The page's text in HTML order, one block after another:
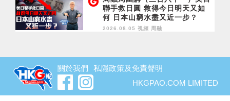
聯手救日圓 救得今日明天又如
何 日本山窮水盡又近一步？
2026.08.05 視頻 周融
關於我們
私隱政策及免責聲明
HKGPAO.COM LIMITED